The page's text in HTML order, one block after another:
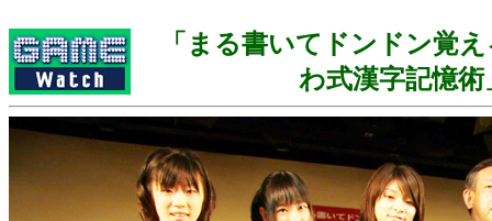
「まる書いてドンドン覚
わ式漢字記憶術